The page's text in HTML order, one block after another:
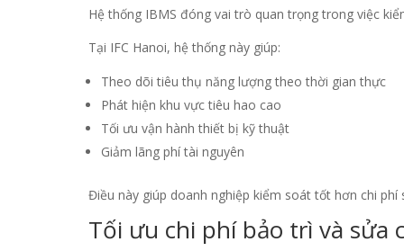
Hệ thống IBMS đóng vai trò quan trọng trong việc
Tại IFC Hanoi, hệ thống này giúp:
Theo dõi tiêu thụ năng lượng theo thời gian thực
Phát hiện khu vực tiêu hao cao
Tối ưu vận hành thiết bị kỹ thuật
Giảm lãng phí tài nguyên
Điều này giúp doanh nghiệp kiểm soát tốt hơn chi phí
Tối ưu chi phí bảo trì và sửa